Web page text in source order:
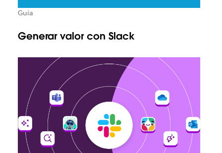
Guía
Generar valor con Slack